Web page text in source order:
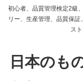
初心者、品質管理検定2級
リー、生産管理、品質保
ス
日本のも